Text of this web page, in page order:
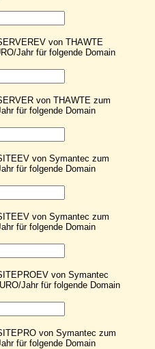
von THAWTE
Jahr für folgende Domain
von THAWTE zum
für folgende Domain
von Symantec zum
für folgende Domain
von Symantec zum
für folgende Domain
von Symantec
Jahr für folgende Domain
von Symantec zum
für folgende Domain